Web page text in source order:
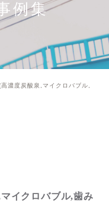
例集
濃度炭酸泉,マイクロバブル,
イクロバブル,歯み